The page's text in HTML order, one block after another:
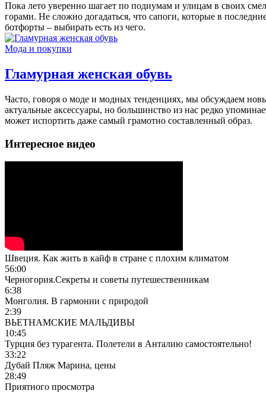
Пока лето уверенно шагает по подиумам и улицам в своих
горами. Не сложно догадаться, что сапоги, которые в
ботфорты – выбирать есть из чего.
Мода и покупки
Гламурная женская обувь
Часто, говоря о моде и модных тенденциях, мы обсуждаем
актуальные аксессуары, но большинство из нас редко
может испортить даже самый грамотно составленный образ.
Интересное видео
Швеция. Как жить в кайф в стране с плохим климатом
56:00
Черногория.Секреты и советы путешественникам
6:38
Монголия. В гармонии с природой
2:39
ВЬЕТНАМСКИЕ МАЛЬДИВЫ
10:45
Турция без турагента. Полетели в Анталию самостоятельно!
33:22
Дубай Пляж Марина, цены
28:49
Приятного просмотра